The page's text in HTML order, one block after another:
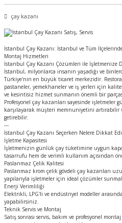
çay kazanı
İstanbul Çay Kazanı: İstanbul ve Tüm
Montaj Hizmetleri
İstanbul Çay Kazanı Çözümleri ile İşletmenize
İstanbul, milyonlarca insanın yaşadığı ve
Türkiye'nin en büyük ticaret merkezidir.
pastaneler, yemekhaneler ve iş yerleri için
ve kesintisiz hizmet sunmanın önemli bir
Profesyonel çay kazanları sayesinde işletmeler
karşılayarak müşteri memnuniyetini
getirebilir.
---
İstanbul Çay Kazanı Seçerken Nelere Dikkat
İşletme Kapasitesi
İşletmenizin günlük çay tüketimine uygun
tasarrufu hem de verimli kullanım açısından
Paslanmaz Çelik Kalitesi
Paslanmaz krom çelik gövdeli çay kazanları
yapılarıyla işletmeler için ideal çözümler
Enerji Verimliliği
Elektrikli, LPG'li ve endüstriyel modeller
yapabilirsiniz.
Teknik Servis ve Montaj
Satış sonrası servis, bakım ve profesyonel
ÇAY KAZANLARI
GAZLI + ELEKTRİKLİ ÇAY